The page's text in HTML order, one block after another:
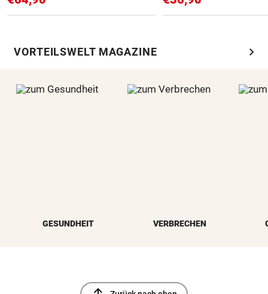
VORTEILSWELT MAGAZINE chevron_right
GESUNDHEIT VERBRECHEN